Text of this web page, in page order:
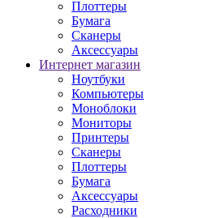
Плоттеры
Бумага
Сканеры
Аксессуары
Интернет магазин
Ноутбуки
Компьютеры
Моноблоки
Мониторы
Принтеры
Сканеры
Плоттеры
Бумага
Аксессуары
Расходники